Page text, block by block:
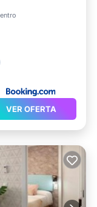
VER OFERTA